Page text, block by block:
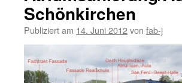
Schönkirchen
Publiziert am 14. Juni 2012von fab-j